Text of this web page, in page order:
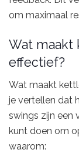
om maximaal
Wat maakt
effectief?
Wat maakt
je vertellen dat
swings zijn een
kunt doen om
waarom: